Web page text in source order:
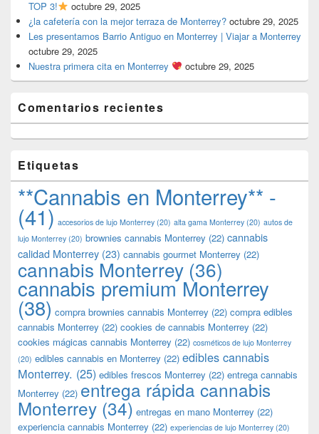
TOP 3!
octubre 29, 2025
¿la cafetería con la mejor terraza de Monterrey? octubre 29, 2025
Les presentamos Barrio Antiguo en Monterrey | Viajar a Monterrey
octubre 29, 2025
Nuestra primera cita en Monterrey
octubre 29, 2025
Comentarios recientes
Etiquetas
**Cannabis en Monterrey** -
(41) accesorios de lujo Monterrey (20) alta gama Monterrey (20) autos de
lujo Monterrey (20) brownies cannabis Monterrey (22) cannabis
calidad Monterrey (23) cannabis gourmet Monterrey (22)
cannabis Monterrey (36)
cannabis premium Monterrey
(38) compra brownies cannabis Monterrey (22) compra edibles
cannabis Monterrey (22) cookies de cannabis Monterrey (22)
cookies mágicas cannabis Monterrey (22) cosméticos de lujo Monterrey
(20) edibles cannabis en Monterrey (22) edibles cannabis
Monterrey. (25) edibles frescos Monterrey (22) entrega cannabis
Monterrey (22) entrega rápida cannabis
Monterrey (34) entregas en mano Monterrey (22)
experiencia cannabis Monterrey (22) experiencias de lujo Monterrey (20)